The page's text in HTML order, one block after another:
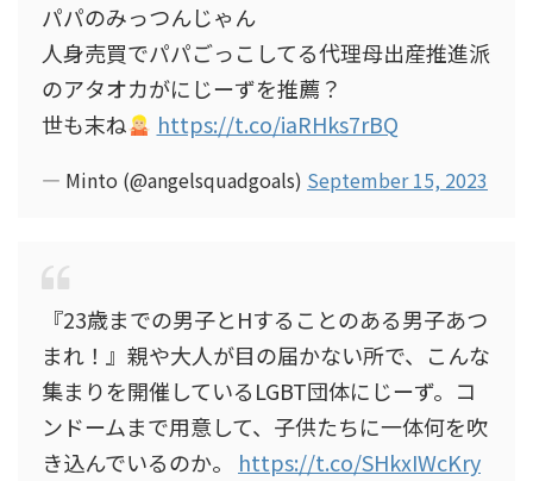
パパのみっつんじゃん
人身売買でパパごっこしてる代理母出産推進派
のアタオカがにじーずを推薦？
世も末ね
https://t.co/iaRHks7rBQ
— Minto (@angelsquadgoals) September 15, 2023
『23歳までの男子とHすることのある男子あつ
まれ！』親や大人が目の届かない所で、こんな
集まりを開催しているLGBT団体にじーず。コ
ンドームまで用意して、子供たちに一体何を吹
き込んでいるのか。 https://t.co/SHkxIWcKry